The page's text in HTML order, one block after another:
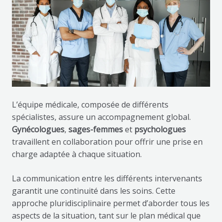
L’équipe médicale, composée de différents
spécialistes, assure un accompagnement global.
Gynécologues, sages-femmeset psychologues
travaillent en collaboration pour offrir une prise en
charge adaptée à chaque situation.
La communication entre les différents intervenants
garantit une continuité dans les soins. Cette
approche pluridisciplinaire permet d’aborder tous les
aspects de la situation, tant sur le plan médical que